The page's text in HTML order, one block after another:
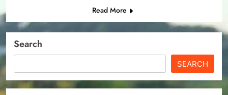
Read More
Search
SEARCH